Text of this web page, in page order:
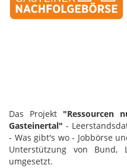
Das Projekt "Ressourcen
Gasteinertal" -
- Was gibt's wo - Jobbörse
Unterstützung von Bund,
umgesetzt.